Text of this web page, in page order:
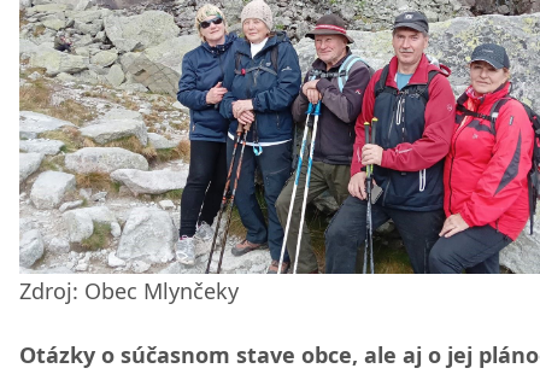
Zdroj: Obec Mlynčeky
Otázky o súčasnom stave obce, ale aj o jej